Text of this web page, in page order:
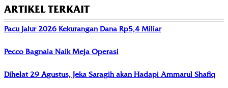
ARTIKEL TERKAIT
Pacu Jalur 2026 Kekurangan Dana Rp5,4 Miliar
Pecco Bagnaia Naik Meja Operasi
Dihelat 29 Agustus, Jeka Saragih akan Hadapi Ammarul Shafiq